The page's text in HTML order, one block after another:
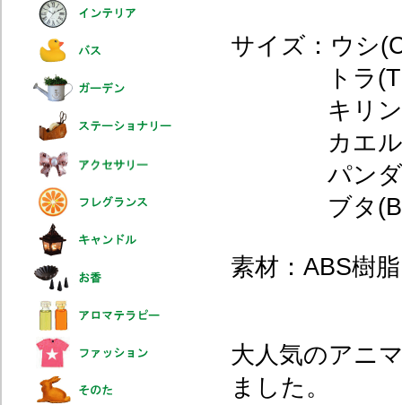
サイズ：ウシ
トラ(TO)
キリン
カエル
パンダ
ブタ(BU)
素材：ABS樹
大人気のアニ
ました。